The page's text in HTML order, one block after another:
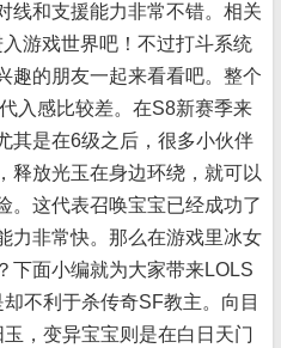
和支援能力非常不错。相关
游戏世界吧！不过打斗系统
趣的朋友一起来看看吧。整个
入感比较差。在S8新赛季来
其是在6级之后，很多小伙伴
释放光玉在身边环绕，就可以
。这代表召唤宝宝已经成功了
力非常快。那么在游戏里冰女
下面小编就为大家带来LOLS
不利于杀传奇SF教主。向目
，变异宝宝则是在白日天门